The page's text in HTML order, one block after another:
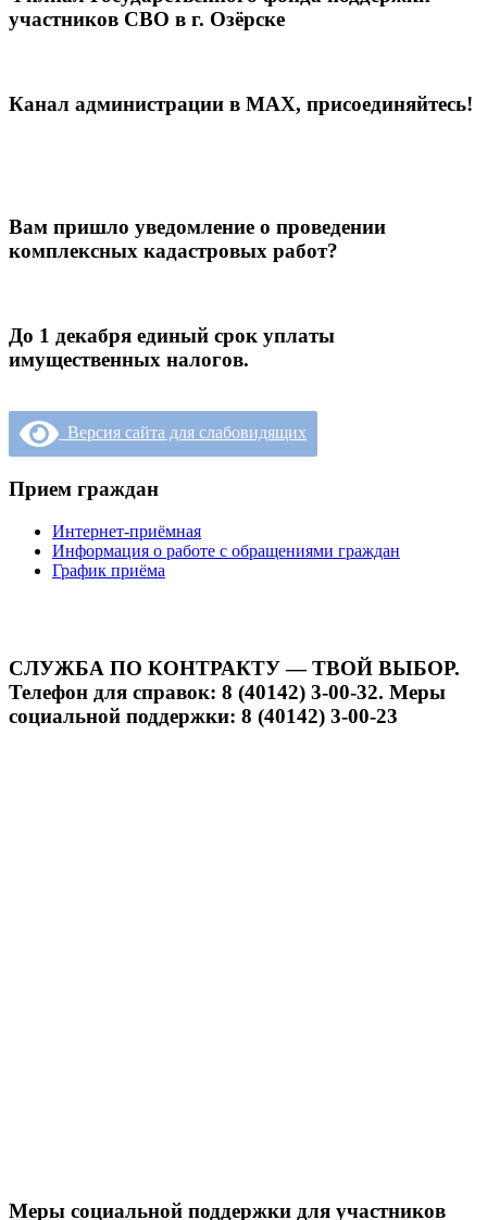
участников СВО в г. Озёрске
Канал администрации в МАХ, присоединяйтесь!
Вам пришло уведомление о проведении
комплексных кадастровых работ?
До 1 декабря единый срок уплаты
имущественных налогов.
Версия сайта для слабовидящих
Прием граждан
Интернет-приёмная
Информация о работе с обращениями граждан
График приёма
СЛУЖБА ПО КОНТРАКТУ — ТВОЙ ВЫБОР.
Телефон для справок: 8 (40142) 3-00-32. Меры
социальной поддержки: 8 (40142) 3-00-23
Меры социальной поддержки для участников